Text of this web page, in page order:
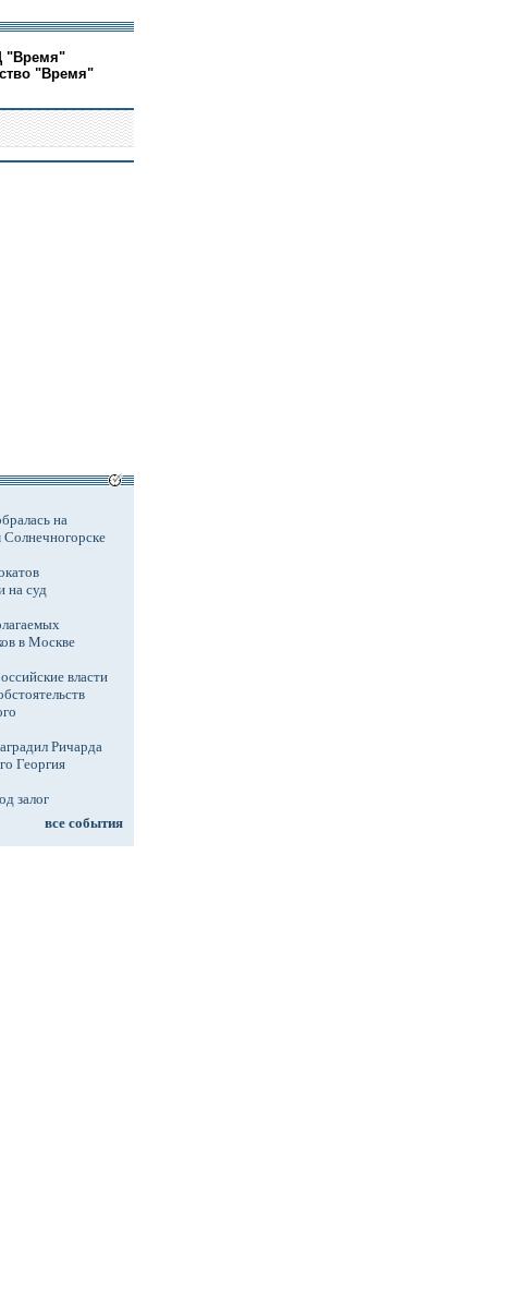
"Время"
"Время"
на
на суд
в Москве
власти
Ричарда
Георгия
залог
все события